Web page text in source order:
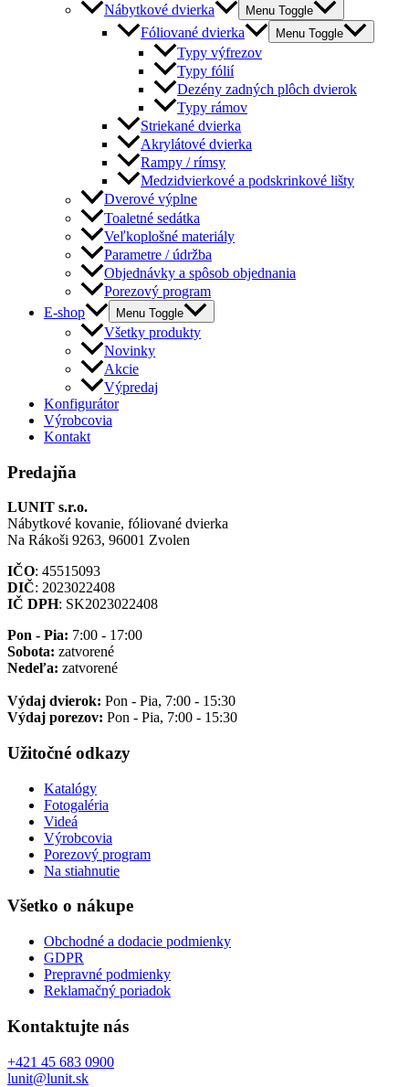
Nábytkové dvierka Menu Toggle
Fóliované dvierka Menu Toggle
Typy výfrezov
Typy fólií
Dezény zadných plôch dvierok
Typy rámov
Striekané dvierka
Akrylátové dvierka
Rampy / rímsy
Medzidvierkové a podskrinkové lišty
Dverové výplne
Toaletné sedátka
Veľkoplošné materiály
Parametre / údržba
Objednávky a spôsob objednania
Porezový program
E-shop
Menu Toggle
Všetky produkty
Novinky
Akcie
Výpredaj
Konfigurátor
Výrobcovia
Kontakt
Predajňa
LUNIT s.r.o.
Nábytkové kovanie, fóliované dvierka
Na Rákoši 9263, 96001 Zvolen
IČO: 45515093
DIČ: 2023022408
IČ DPH: SK2023022408
Pon - Pia: 7:00 - 17:00
Sobota: zatvorené
Nedeľa: zatvorené
Výdaj dvierok: Pon - Pia, 7:00 - 15:30
Výdaj porezov: Pon - Pia, 7:00 - 15:30
Užitočné odkazy
Katalógy
Fotogaléria
Videá
Výrobcovia
Porezový program
Na stiahnutie
Všetko o nákupe
Obchodné a dodacie podmienky
GDPR
Prepravné podmienky
Reklamačný poriadok
Kontaktujte nás
+421 45 683 0900
lunit@lunit.sk